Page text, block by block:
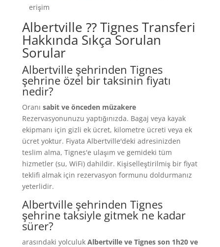
erişim
Albertville ⁇ Tignes Transferi
Hakkında Sıkça Sorulan
Sorular
Albertville şehrinden Tignes
şehrine özel bir taksinin fiyatı
nedir?
Oranı sabit ve önceden müzakere
Rezervasyonunuzu yaptığınızda. Bagaj veya kayak
ekipmanı için gizli ek ücret, kilometre ücreti veya ek
ücret yoktur. Fiyata Albertville'deki adresinizden
teslim alma, Tignes'e ulaşım ve gemideki tüm
hizmetler (su, WiFi) dahildir. Kişiselleştirilmiş bir fiyat
teklifi almak için rezervasyon formunu doldurmanız
yeterlidir.
Albertville şehrinden Tignes
şehrine taksiyle gitmek ne kadar
sürer?
arasındaki yolculuk Albertville ve Tignes son 1h20 ve